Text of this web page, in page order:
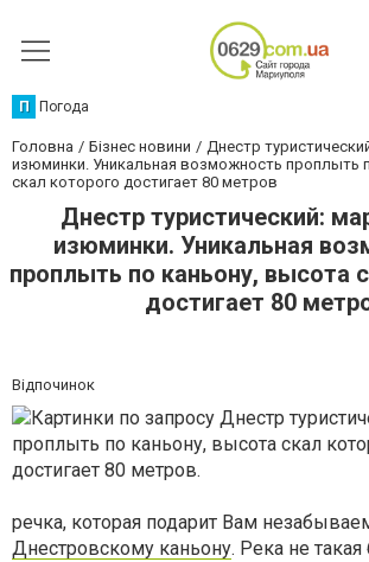
П Погода
Головна Бізнес новини
Днестр
изюминки. Уникальная возможность проплыть
скал которого достигает 80 метров
Днестр туристический:
изюминки. Уникальная
проплыть по каньону, высота
достигает 80
Відпочинок
речка, которая подарит Вам
Днестровскому каньону. Река не такая